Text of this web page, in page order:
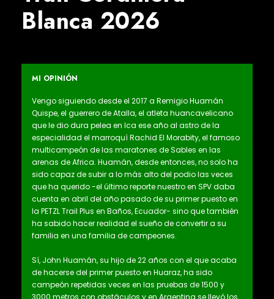
Blanca 2026
MI OPINIÓN
Vengo siguiendo desde el 2017 a Remigio Huamán
Quispe, el guerrero de Atalla, el atleta huancavelicano
que le dio dura pelea en Ica ese año al astro de la
especialidad el marroquí Rachid El Morabity, el famoso
multicampeón de las maratones de Sables en las
arenas de Africa. Huamán, desde entonces, no solo ha
sido capaz de subir a lo más alto del podio las veces
que ha querido -el último reporte nuestro en SPV daba
cuenta en abril del año pasado de su primer puesto en
la PETZL Trail Plus en Baños, Ecuador- sino que también
ha sabido hacer realidad el sueño de convertir a su
familia en una familia de campeones.
Sí, John Huamán, su hijo de 22 años con el que acaba
de hacerse del primer puesto en Huaraz, ha sido
campeón repetidas veces en las pruebas de 1500 y